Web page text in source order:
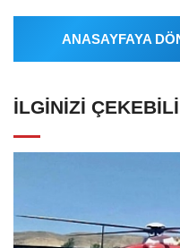
ANASAYFAYA
İLGINIZI